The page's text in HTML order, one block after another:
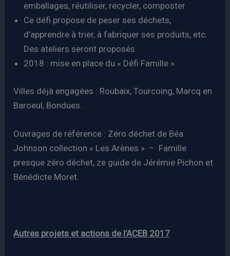
emballages, réutiliser, recycler, composter
Ce défi propose de peser ses déchets,
d’apprendre à trier, à fabriquer ses produits, etc.
Des ateliers seront proposés.
2018 : mise en place du « Défi Famille »
Villes déjà engagées : Roubaix, Tourcoing, Marcq en
Baroeul, Bondues.
Ouvrages de référence : Zéro déchet de Béa
Johnson collection « Les Arènes » – Famille
presque zéro déchet, ze guide de Jérémie Pichon et
Bénédicte Moret.
Autres projets et actions de l’ACEB 2017